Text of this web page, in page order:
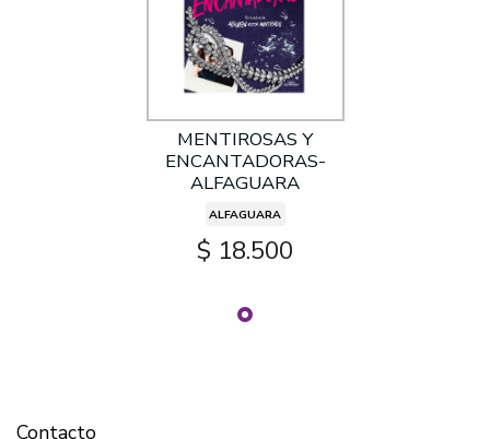
MENTIROSAS Y
ENCANTADORAS-
ALFAGUARA
ALFAGUARA
$ 18.500
Contacto